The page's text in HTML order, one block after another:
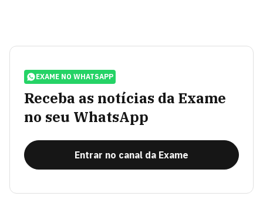
EXAME NO WHATSAPP
Receba as notícias da Exame
no seu WhatsApp
Entrar no canal da Exame